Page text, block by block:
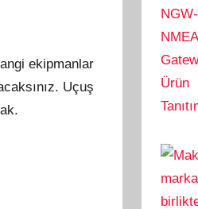
ekipmanlar
Uçuş